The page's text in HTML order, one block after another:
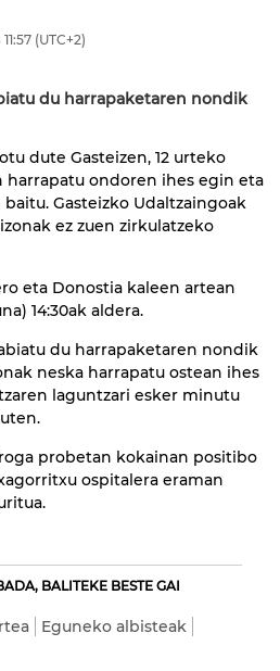
11:57 (UTC+2)
du harrapaketaren nondik
dute Gasteizen, 12 urteko
harrapatu ondoren ihes egin eta
Gasteizko Udaltzaingoak
ez zuen zirkulatzeko
eta Donostia kaleen artean
14:30ak aldera.
du harrapaketaren nondik
neska harrapatu ostean ihes
laguntzari esker minutu
probetan kokainan positibo
ospitalera eraman
BALITEKE BESTE GAI
Eguneko albisteak